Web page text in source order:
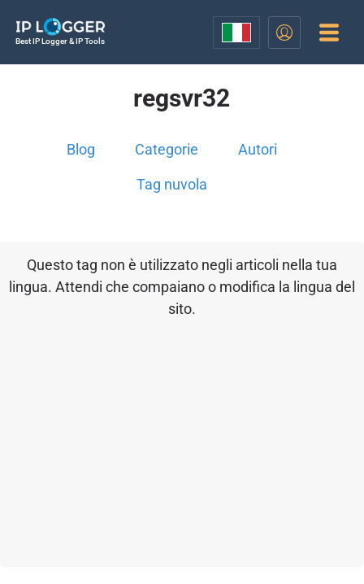
Best IP Logger & IP Tools
regsvr32
Blog Categorie Autori
Tag nuvola